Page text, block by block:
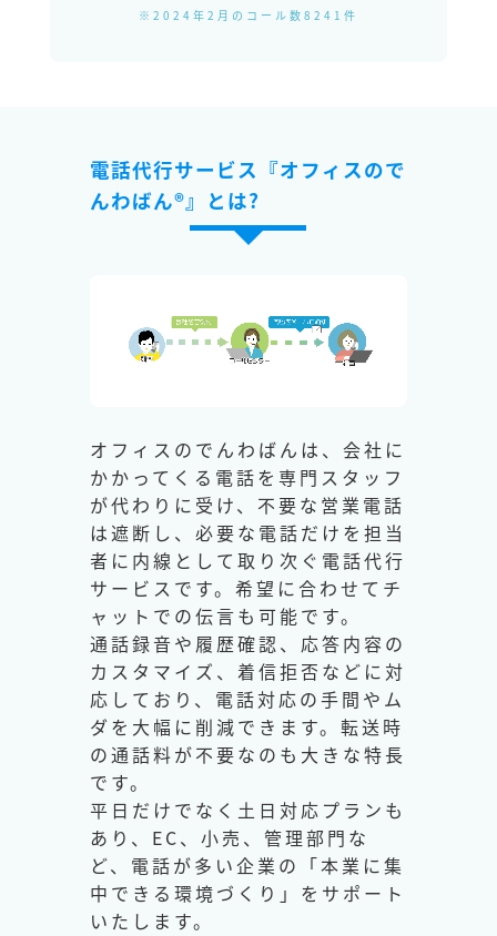
※2024年2月のコール数8241件
電話代行サービス『オフィスので
んわばん®』とは?
オフィスのでんわばんは、会社に
かかってくる電話を専門スタッフ
が代わりに受け、不要な営業電話
は遮断し、必要な電話だけを担当
者に内線として取り次ぐ電話代行
サービスです。希望に合わせてチ
ャットでの伝言も可能です。
通話録音や履歴確認、応答内容の
カスタマイズ、着信拒否などに対
応しており、電話対応の手間やム
ダを大幅に削減できます。転送時
の通話料が不要なのも大きな特長
です。
平日だけでなく土日対応プランも
あり、EC、小売、管理部門な
ど、電話が多い企業の「本業に集
中できる環境づくり」をサポート
いたします。